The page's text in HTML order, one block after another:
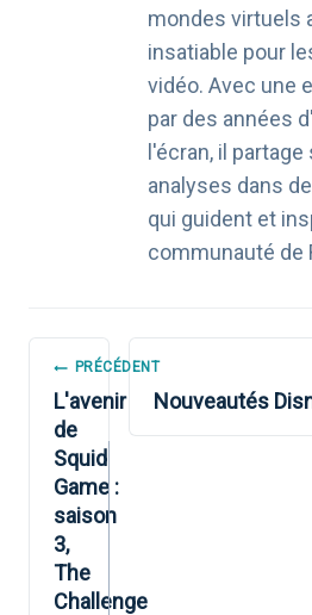
mondes virtuels
insatiable pour
vidéo. Avec une
par des années
l'écran, il
analyses dans
qui guident et
communauté de
NAVIGATION
DE
L’ARTICLE
PRÉCÉDENT
L'avenir
de
Squid
Game :
saison
3,
The
Challenge
Nouveautés